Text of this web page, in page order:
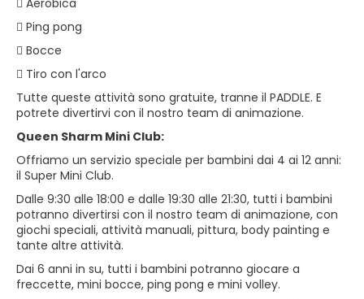
 Aerobica
 Ping pong
 Bocce
 Tiro con l'arco
Tutte queste attività sono gratuite, tranne il PADDLE. E
potrete divertirvi con il nostro team di animazione.
Queen Sharm Mini Club:
Offriamo un servizio speciale per bambini dai 4 ai 12 anni:
il Super Mini Club.
Dalle 9:30 alle 18:00 e dalle 19:30 alle 21:30, tutti i bambini
potranno divertirsi con il nostro team di animazione, con
giochi speciali, attività manuali, pittura, body painting e
tante altre attività.
Dai 6 anni in su, tutti i bambini potranno giocare a
freccette, mini bocce, ping pong e mini volley.